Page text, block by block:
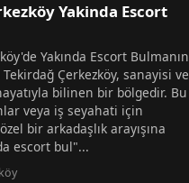
Yakinda Escort
Yakında Escort Bulmanın
Tekirdağ Çerkezköy, sanayisi ve
bilinen bir bölgedir. Bu
veya iş seyahati için
bir arkadaşlık arayışına
escort bul"...